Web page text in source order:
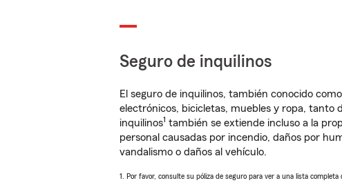
Seguro de inquilinos
El seguro de inquilinos, también conocido
electrónicos, bicicletas, muebles y ropa, tanto
inquilinos1 también se extiende incluso a la
personal causadas por incendio, daños por
vandalismo o daños al vehículo.
1. Por favor, consulte su póliza de seguro para ver a una lista